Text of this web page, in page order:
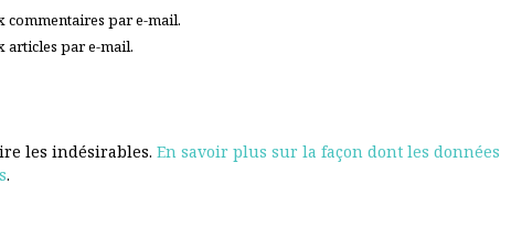
commentaires par e-mail.
articles par e-mail.
les indésirables. En savoir plus sur la façon dont les données
.